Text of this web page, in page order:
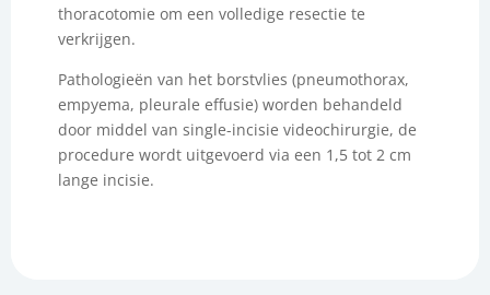
thoracotomie om een volledige resectie te
verkrijgen.
Pathologieën van het borstvlies (pneumothorax,
empyema, pleurale effusie) worden behandeld
door middel van single-incisie videochirurgie, de
procedure wordt uitgevoerd via een 1,5 tot 2 cm
lange incisie.